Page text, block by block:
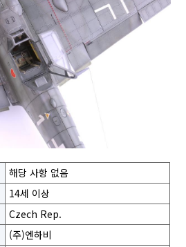
해당 사항 없음
14세 이상
Czech Rep.
(주)엔하비